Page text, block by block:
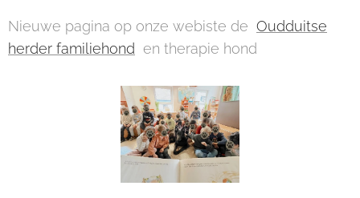
Nieuwe pagina op onze webiste de Oudduitse
herder familiehond en therapie hond